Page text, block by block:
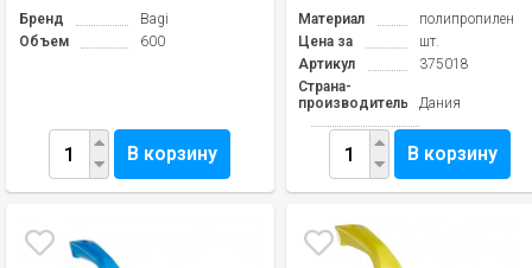
Бренд
Bagi
Объем
600
В корзину
Материал
полипропилен
Цена за
шт.
Артикул
375018
Страна-
производитель
Дания
В корзину